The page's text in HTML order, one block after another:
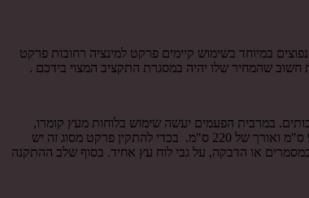
במיוחד בשימוש קיימים פרקט למינציה רחובות פרקט
שהמחיר שלו יהיה במסגרת התקציב המצוי בידכם .
במרבית הפעמים יעשה שימוש בלוחות מעץ קומרו,
סידר, איפאה, וג'טובה. מרבית הפרקט למינציה רחובות מסוג פרקט אשר עשוי עץ מלא כוללים לוחות עץ בטווח המידות של עובי של 10-21 מילימטר, רוחב של 9-18 ס"מ ואורך של 220 ס"מ. בכדי להתקין פרקט מסוג זה יש
או הדבקה, על גבי לוח עץ אחיד. בסוף שלב ההתקנה